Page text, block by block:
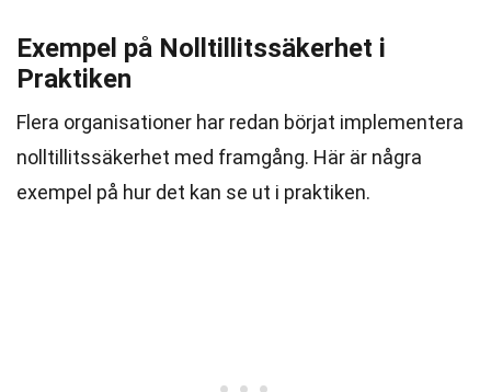
Exempel på Nolltillitssäkerhet i
Praktiken
Flera organisationer har redan börjat implementera
nolltillitssäkerhet med framgång. Här är några
exempel på hur det kan se ut i praktiken.